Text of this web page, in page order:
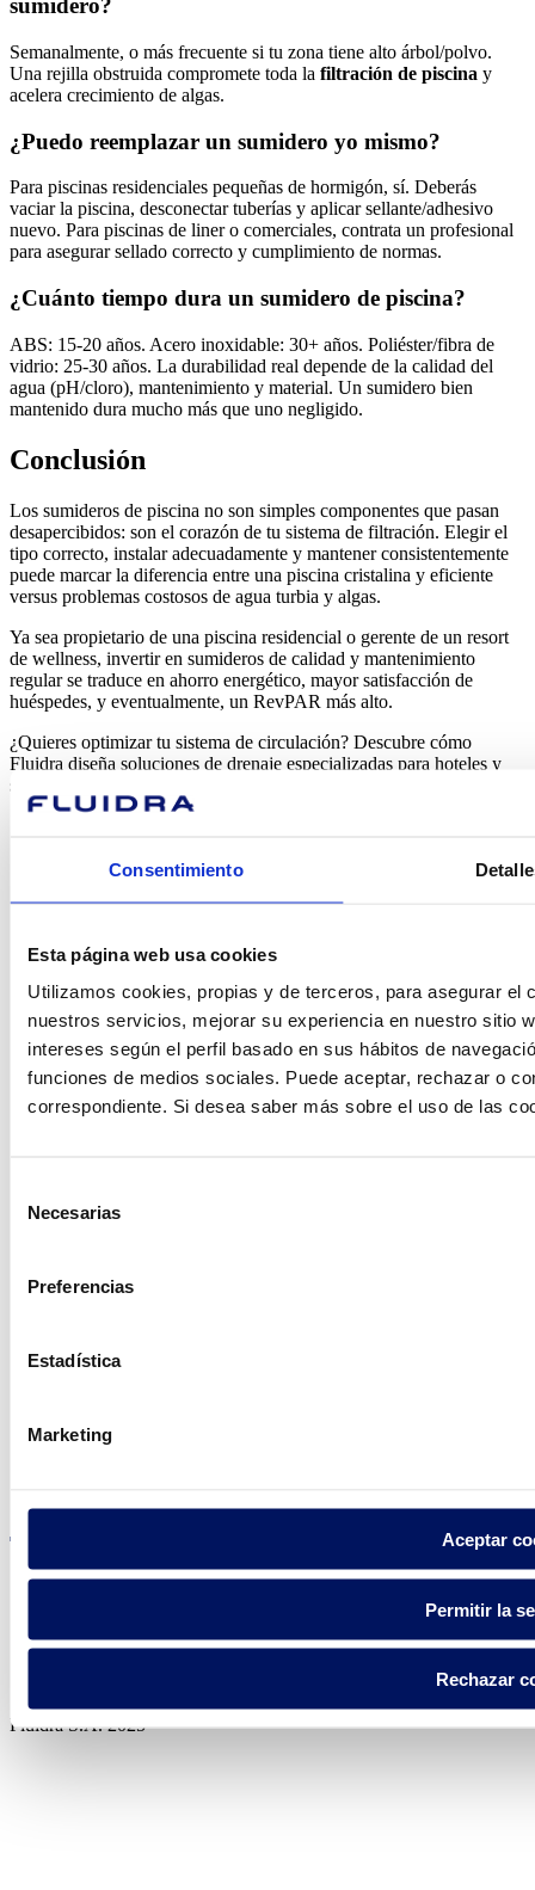
Consentimiento
Esta página web usa cookies
Utilizamos cookies, propias y de terceros, para asegurar el
nuestros servicios, mejorar su experiencia en nuestro sitio
intereses según el perfil basado en sus hábitos de
funciones de medios sociales. Puede aceptar, rechazar o
correspondiente. Si desea saber más sobre el uso de las
Necesarias
Preferencias
Estadística
Marketing
Aceptar
Permitir la
Rechazar
sumidero?
Semanalmente, o más frecuente si tu zona tiene alto árbol/polvo.
Una rejilla obstruida compromete toda la filtración de piscina y
acelera crecimiento de algas.
¿Puedo reemplazar un sumidero yo mismo?
Para piscinas residenciales pequeñas de hormigón, sí. Deberás
vaciar la piscina, desconectar tuberías y aplicar sellante/adhesivo
nuevo. Para piscinas de liner o comerciales, contrata un profesional
para asegurar sellado correcto y cumplimiento de normas.
¿Cuánto tiempo dura un sumidero de piscina?
ABS: 15-20 años. Acero inoxidable: 30+ años. Poliéster/fibra de
vidrio: 25-30 años. La durabilidad real depende de la calidad del
agua (pH/cloro), mantenimiento y material. Un sumidero bien
mantenido dura mucho más que uno negligido.
Conclusión
Los sumideros de piscina no son simples componentes que pasan
desapercibidos: son el corazón de tu sistema de filtración. Elegir el
tipo correcto, instalar adecuadamente y mantener consistentemente
puede marcar la diferencia entre una piscina cristalina y eficiente
versus problemas costosos de agua turbia y algas.
Ya sea propietario de una piscina residencial o gerente de un resort
de wellness, invertir en sumideros de calidad y mantenimiento
regular se traduce en ahorro energético, mayor satisfacción de
huéspedes, y eventualmente, un RevPAR más alto.
¿Quieres optimizar tu sistema de circulación? Descubre cómo
Fluidra diseña soluciones de drenaje especializadas para hoteles y
spas. [Contáctanos para una auditoría gratuita de tu instalación].
¿En qué
podemos
ayudarte?
en su país
Política de privacidad
Fluidra S.A. 2025